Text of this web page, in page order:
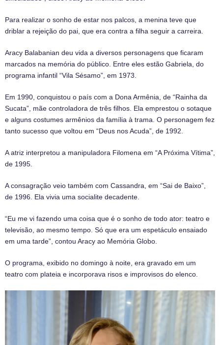
Para realizar o sonho de estar nos palcos, a menina teve que
driblar a rejeição do pai, que era contra a filha seguir a carreira.
Aracy Balabanian deu vida a diversos personagens que ficaram
marcados na memória do público. Entre eles estão Gabriela, do
programa infantil “Vila Sésamo”, em 1973.
Em 1990, conquistou o país com a Dona Armênia, de “Rainha da
Sucata”, mãe controladora de três filhos. Ela emprestou o sotaque
e alguns costumes armênios da família à trama. O personagem fez
tanto sucesso que voltou em “Deus nos Acuda”, de 1992.
A atriz interpretou a manipuladora Filomena em “A Próxima Vítima”,
de 1995.
A consagração veio também com Cassandra, em “Sai de Baixo”,
de 1996. Ela vivia uma socialite decadente.
“Eu me vi fazendo uma coisa que é o sonho de todo ator: teatro e
televisão, ao mesmo tempo. Só que era um espetáculo ensaiado
em uma tarde”, contou Aracy ao Memória Globo.
O programa, exibido no domingo à noite, era gravado em um
teatro com plateia e incorporava risos e improvisos do elenco.